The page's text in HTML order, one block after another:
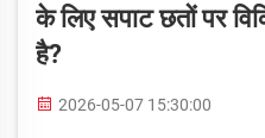
के लिए सपाट छतों पर
है?
2026-05-07 15:30:00